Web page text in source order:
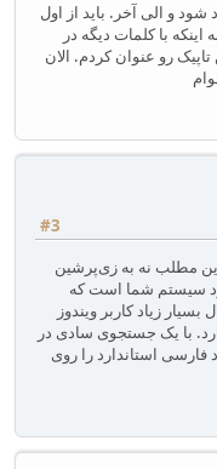
شود و الی آخر. باید از اول
با کلمات دیگه در
رو عنوان کردم. الان
#3
مطلب نه به زی‌پرشین
سیستم شما است که
زیاد کاربر ویندوز
با یک جستجوی سادی در
فارسی استاندارد را روی